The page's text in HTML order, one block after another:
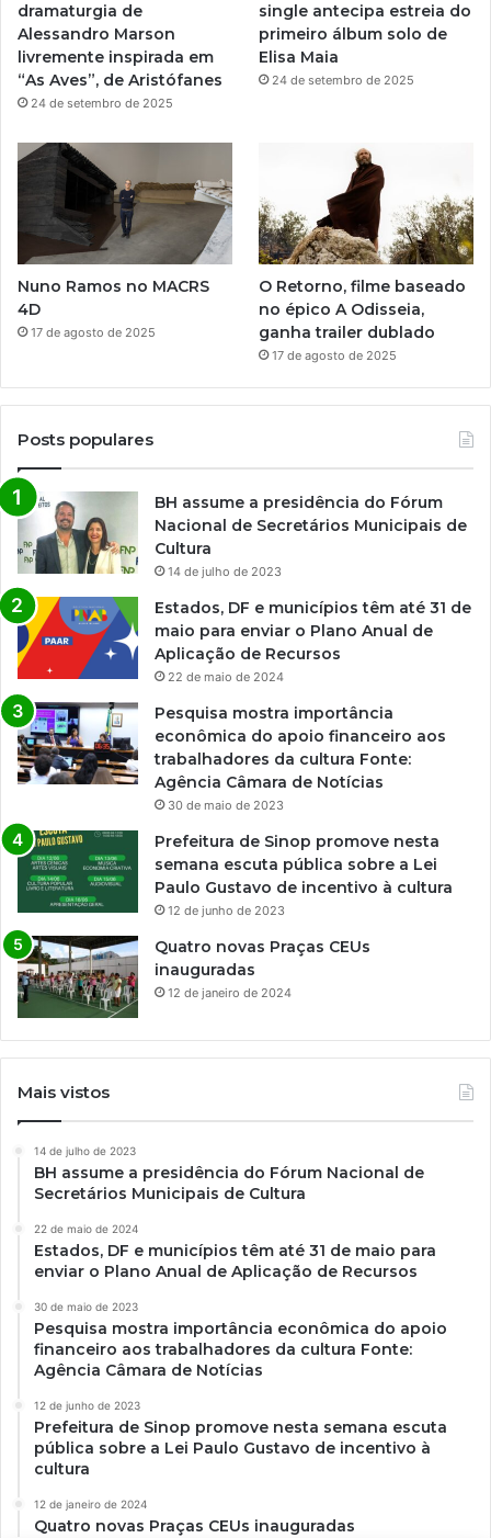
m
dramaturgia de
Alessandro Marson
livremente inspirada em
“As Aves”, de Aristófanes
24 de setembro de 2025
single antecipa estreia do
primeiro álbum solo de
Elisa Maia
24 de setembro de 2025
Nuno Ramos no MACRS
4D
17 de agosto de 2025
O Retorno, filme baseado
no épico A Odisseia,
ganha trailer dublado
17 de agosto de 2025
Posts populares
BH assume a presidência do Fórum
Nacional de Secretários Municipais de
Cultura
14 de julho de 2023
Estados, DF e municípios têm até 31 de
maio para enviar o Plano Anual de
Aplicação de Recursos
22 de maio de 2024
Pesquisa mostra importância
econômica do apoio financeiro aos
trabalhadores da cultura Fonte:
Agência Câmara de Notícias
30 de maio de 2023
Prefeitura de Sinop promove nesta
semana escuta pública sobre a Lei
Paulo Gustavo de incentivo à cultura
12 de junho de 2023
Quatro novas Praças CEUs
inauguradas
12 de janeiro de 2024
Mais vistos
14 de julho de 2023
BH assume a presidência do Fórum Nacional de
Secretários Municipais de Cultura
22 de maio de 2024
Estados, DF e municípios têm até 31 de maio para
enviar o Plano Anual de Aplicação de Recursos
30 de maio de 2023
Pesquisa mostra importância econômica do apoio
financeiro aos trabalhadores da cultura Fonte:
Agência Câmara de Notícias
12 de junho de 2023
Prefeitura de Sinop promove nesta semana escuta
pública sobre a Lei Paulo Gustavo de incentivo à
cultura
12 de janeiro de 2024
Quatro novas Praças CEUs inauguradas